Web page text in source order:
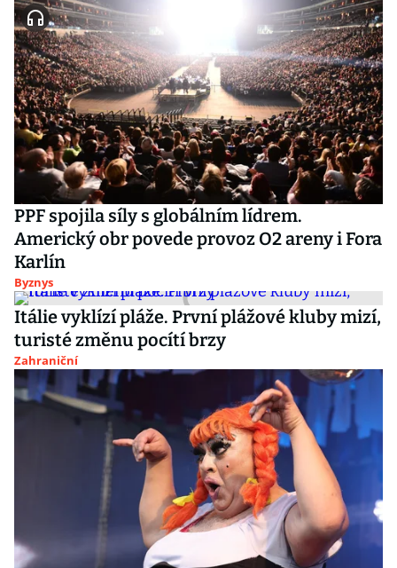
PPF spojila síly s globálním lídrem.
Americký obr povede provoz O2 areny i Fora
Karlín
Byznys
Itálie vyklízí pláže. První plážové kluby mizí,
turisté změnu pocítí brzy
Zahraniční